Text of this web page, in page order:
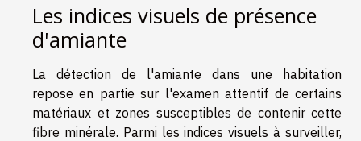
Les indices visuels de présence
d'amiante
La détection de l'amiante dans une habitation
repose en partie sur l'examen attentif de certains
matériaux et zones susceptibles de contenir cette
fibre minérale. Parmi les indices visuels à surveiller,